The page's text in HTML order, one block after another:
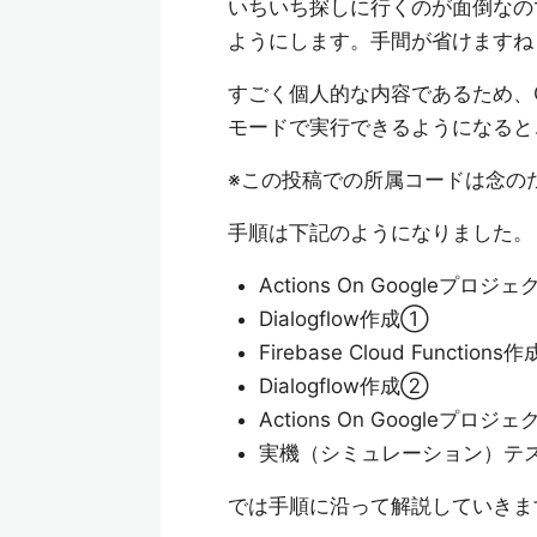
いちいち探しに行くのが面倒な
ようにします。手間が省けます
すごく個人的な内容であるため
モードで実行できるようになる
※この投稿での所属コードは念の
手順は下記のようになりました。
Actions On Googleプロジェ
Dialogflow作成①
Firebase Cloud Functions作
Dialogflow作成②
Actions On Googleプロジェ
実機（シミュレーション）テ
では手順に沿って解説していき